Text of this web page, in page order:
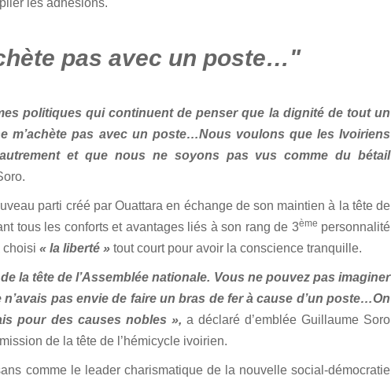
pas avec un poste…"
politiques qui continuent de penser que la dignité de tout un
m’achète pas avec un poste…Nous voulons que les Ivoiriens
et que nous ne soyons pas vus comme du bétail
parti créé par Ouattara en échange de son maintien à la tête de
tous les conforts et avantages liés à son rang de 3ème personnalité
choisi « la liberté » tout court pour avoir la conscience tranquille.
la tête de l’Assemblée nationale. Vous ne pouvez pas imaginer
pas envie de faire un bras de fer à cause d’un poste…On
pour des causes nobles », a déclaré d’emblée Guillaume Soro
de la tête de l’hémicycle ivoirien.
comme le leader charismatique de la nouvelle social-démocratie